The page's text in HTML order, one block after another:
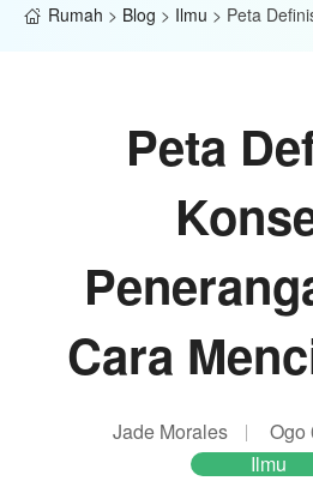
Rumah > Blog > Ilmu > Peta
Peta
Cara
Jade Morales
Ogo
Ilmu